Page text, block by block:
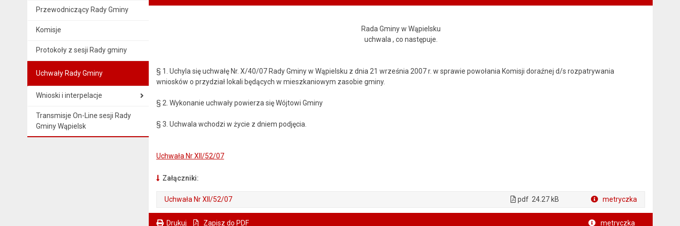
Przewodniczący Rady Gminy
Komisje
Protokoły z sesji Rady gminy
Uchwały Rady Gminy
Wnioski i interpelacje
Transmisje On-Line sesji Rady
Gminy Wąpielsk
Rada Gminy w Wąpielsku
uchwala , co następuje.
§ 1. Uchyla się uchwałę Nr. X/40/07 Rady Gminy w Wąpielsku z dnia 21 września 2007 r. w sprawie powołania Komisji doraźnej d/s rozpatrywania
wniosków o przydział lokali będących w mieszkaniowym zasobie gminy.
§ 2. Wykonanie uchwały powierza się Wójtowi Gminy
§ 3. Uchwala wchodzi w życie z dniem podjęcia.
Uchwała Nr XII/52/07
Załączniki:
Uchwała Nr XII/52/07 pdf 24.27 kB metryczka
Drukuj Zapisz do PDF metryczka